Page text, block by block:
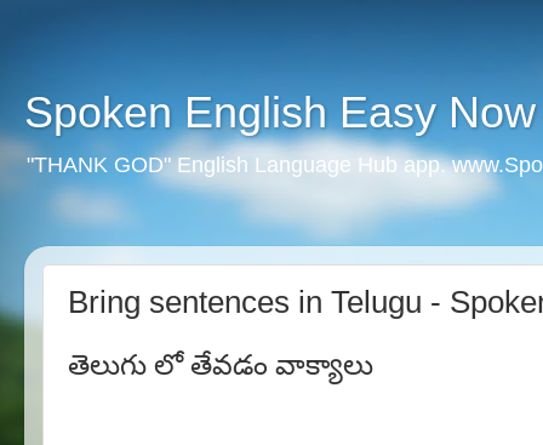
Spoken English Easy Now
"THANK GOD" English Language Hub app.
Bring sentences in Telugu -
తెలుగు లో తేవడం వాక్యాలు